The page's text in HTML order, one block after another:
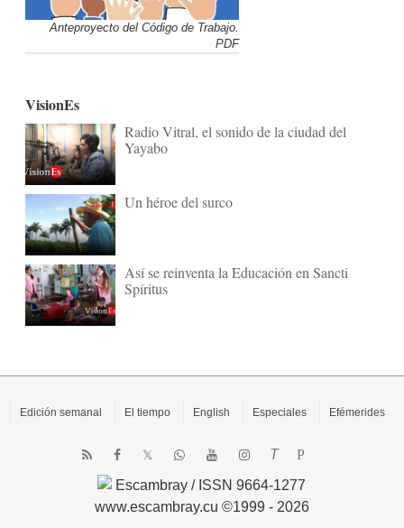
Anteproyecto del Código de Trabajo.
PDF
VisionEs
Radio Vitral, el sonido de la ciudad del
Yayabo
Un héroe del surco
Así se reinventa la Educación en Sancti
Spíritus
Edición semanal El tiempo English Especiales Efémerides
T P
Escambray / ISSN 9664-1277
www.escambray.cu ©1999 - 2026